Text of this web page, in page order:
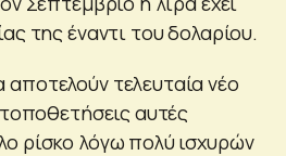
της έναντι του δολαρίου.
τελευταία νέο
αυτές
ρίσκο λόγω πολύ ισχυρών